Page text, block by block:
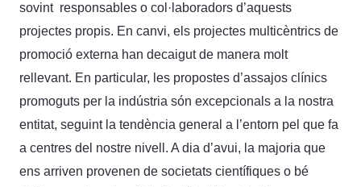
sovint responsables o col·laboradors d’aquests
projectes propis. En canvi, els projectes multicèntrics de
promoció externa han decaigut de manera molt
rellevant. En particular, les propostes d’assajos clínics
promoguts per la indústria són excepcionals a la nostra
entitat, seguint la tendència general a l’entorn pel que fa
a centres del nostre nivell. A dia d’avui, la majoria que
ens arriven provenen de societats científiques o bé